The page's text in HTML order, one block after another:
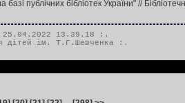
публічних бібліотек України" //
13.39.18 :.
дітей ім. Т.Г.Шевченка :.